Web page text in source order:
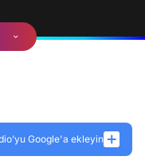
Google'a ekleyin